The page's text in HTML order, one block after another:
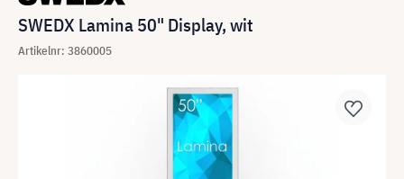
SWEDX Lamina 50" Display, wit
Artikelnr: 3860005